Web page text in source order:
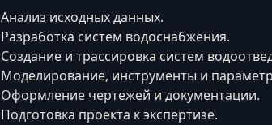
Анализ исходных данных.
Разработка систем водоснабжения.
Создание и трассировка систем
Моделирование, инструменты и
Оформление чертежей и документации.
Подготовка проекта к экспертизе.